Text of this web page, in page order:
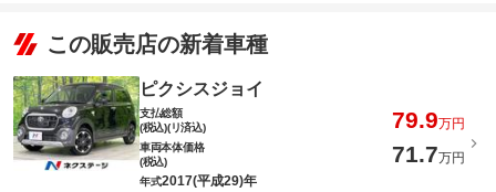
この販売店の新着車種
ピクシスジョイ
支払総額
(税込)(リ済込)
79.9万円
車両本体価格
(税込)
71.7万円
年式2017(平成29)年